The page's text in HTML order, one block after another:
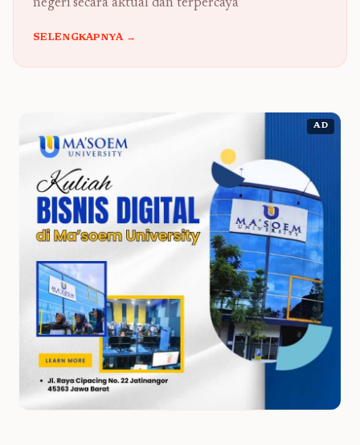
negeri secara aktual dan terpercaya
SELENGKAPNYA →
AD